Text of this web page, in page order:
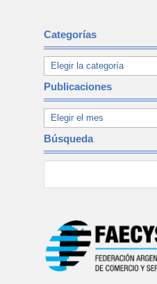
Categorías
Publicaciones
Búsqueda